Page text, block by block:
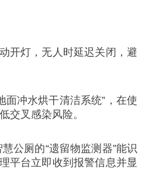
开灯，无人时延迟关闭，避
冲水烘干清洁系统”，在使
交叉感染风险。
公厕的“遗留物监测器”能识
平台立即收到报警信息并显